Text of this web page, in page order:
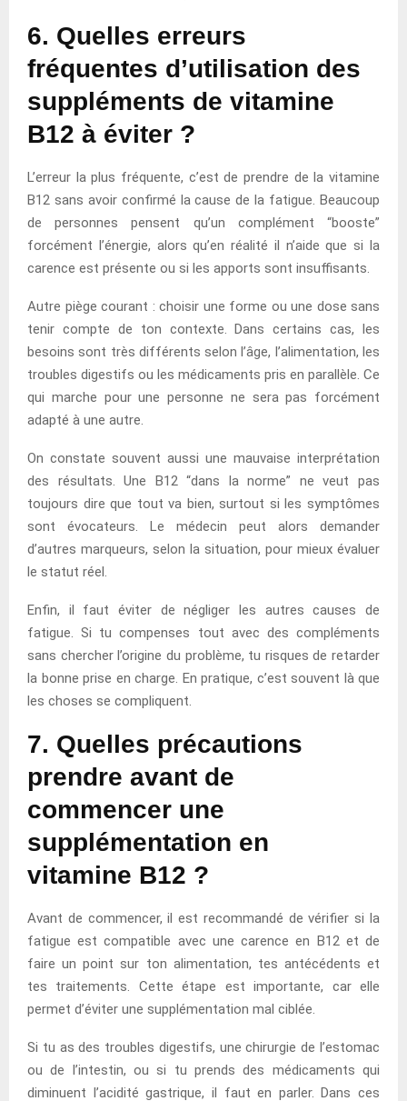
6. Quelles erreurs
fréquentes d’utilisation des
suppléments de vitamine
B12 à éviter ?
L’erreur la plus fréquente, c’est de prendre de la vitamine
B12 sans avoir confirmé la cause de la fatigue. Beaucoup
de personnes pensent qu’un complément “booste”
forcément l’énergie, alors qu’en réalité il n’aide que si la
carence est présente ou si les apports sont insuffisants.
Autre piège courant : choisir une forme ou une dose sans
tenir compte de ton contexte. Dans certains cas, les
besoins sont très différents selon l’âge, l’alimentation, les
troubles digestifs ou les médicaments pris en parallèle. Ce
qui marche pour une personne ne sera pas forcément
adapté à une autre.
On constate souvent aussi une mauvaise interprétation
des résultats. Une B12 “dans la norme” ne veut pas
toujours dire que tout va bien, surtout si les symptômes
sont évocateurs. Le médecin peut alors demander
d’autres marqueurs, selon la situation, pour mieux évaluer
le statut réel.
Enfin, il faut éviter de négliger les autres causes de
fatigue. Si tu compenses tout avec des compléments
sans chercher l’origine du problème, tu risques de retarder
la bonne prise en charge. En pratique, c’est souvent là que
les choses se compliquent.
7. Quelles précautions
prendre avant de
commencer une
supplémentation en
vitamine B12 ?
Avant de commencer, il est recommandé de vérifier si la
fatigue est compatible avec une carence en B12 et de
faire un point sur ton alimentation, tes antécédents et
tes traitements. Cette étape est importante, car elle
permet d’éviter une supplémentation mal ciblée.
Si tu as des troubles digestifs, une chirurgie de l’estomac
ou de l’intestin, ou si tu prends des médicaments qui
diminuent l’acidité gastrique, il faut en parler. Dans ces